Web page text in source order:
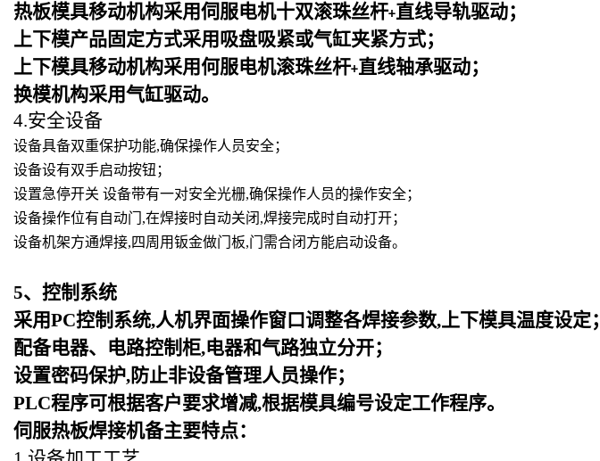
热板模具移动机构采用伺服电机十双滚珠丝杆+直线导轨驱动；
上下模产品固定方式采用吸盘吸紧或气缸夹紧方式；
上下模具移动机构采用何服电机滚珠丝杆+直线轴承驱动；
换模机构采用气缸驱动。
4.安全设备
设备具备双重保护功能,确保操作人员安全；
设备设有双手启动按钮；
设置急停开关 设备带有一对安全光栅,确保操作人员的操作安全；
设备操作位有自动门,在焊接时自动关闭,焊接完成时自动打开；
设备机架方通焊接,四周用钣金做门板,门需合闭方能启动设备。
5、控制系统
采用PC控制系统,人机界面操作窗口调整各焊接参数,上下模具温度设定；
配备电器、电路控制柜,电器和气路独立分开；
设置密码保护,防止非设备管理人员操作；
PLC程序可根据客户要求增减,根据模具编号设定工作程序。
伺服热板焊接机备主要特点：